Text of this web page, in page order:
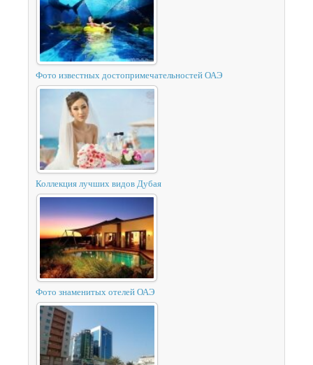
Фото известных достопримечательностей ОАЭ
Коллекция лучших видов Дубая
Фото знаменитых отелей ОАЭ